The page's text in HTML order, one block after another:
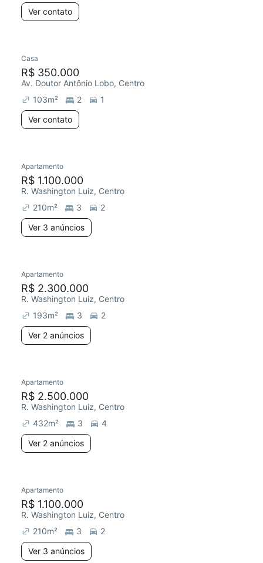
Ver contato
Chegou este mês
Casa
R$ 350.000
Av. Doutor Antônio Lobo, Centro
103m² 2
1
Ver contato
Redecorar
Apartamento
R$ 1.100.000
R. Washington Luiz, Centro
210m² 3
2
Ver 3 anúncios
Redecorar
Apartamento
R$ 2.300.000
R. Washington Luiz, Centro
193m² 3
2
Ver 2 anúncios
Redecorar
Apartamento
R$ 2.500.000
R. Washington Luiz, Centro
432m² 3
4
Ver 2 anúncios
Redecorar
Apartamento
R$ 1.100.000
R. Washington Luiz, Centro
210m² 3
2
Ver 3 anúncios